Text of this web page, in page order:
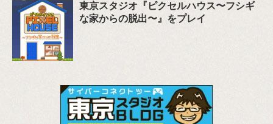
東京スタジオ『ピクセルハウス〜フシギ
な家からの脱出〜』をプレイ